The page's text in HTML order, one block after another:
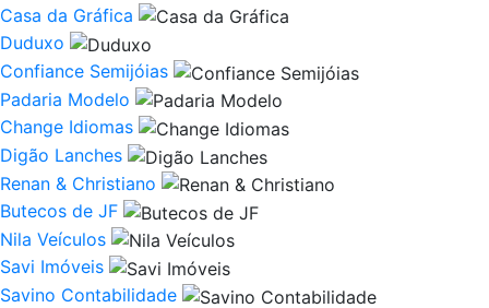
Casa da Gráfica
Duduxo
Confiance Semijóias
Padaria Modelo
Change Idiomas
Digão Lanches
Renan & Christiano
Butecos de JF
Nila Veículos
Savi Imóveis
Savino Contabilidade